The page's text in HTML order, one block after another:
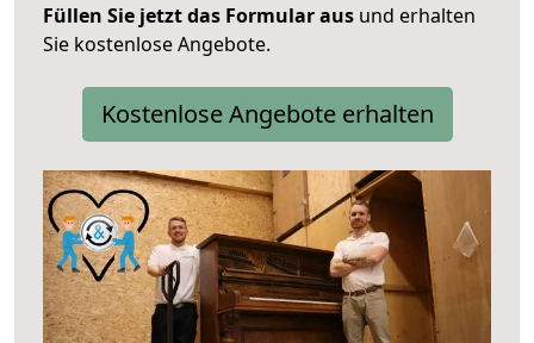
Füllen Sie jetzt das Formular aus und erhalten
Sie kostenlose Angebote.
Kostenlose Angebote erhalten